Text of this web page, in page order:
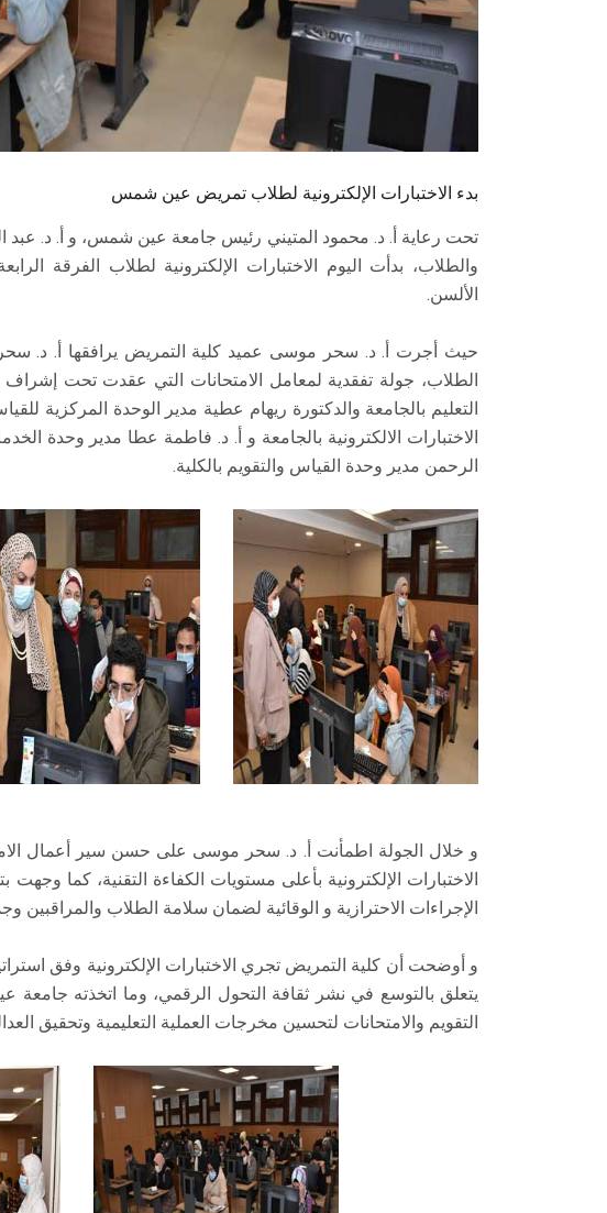
بدء الاختبارات الإلكترونية لطلاب تمريض عين شمس
تحت رعاية أ. د. محمود المتيني رئيس جامعة عين شمس، و أ. د. عبد
والطلاب، بدأت اليوم الاختبارات الإلكترونية لطلاب الفرقة
الألسن.
حيث أجرت أ. د. سحر موسى عميد كلية التمريض يرافقها أ. د.
الطلاب، جولة تفقدية لمعامل الامتحانات التي عقدت تحت
التعليم بالجامعة والدكتورة ريهام عطية مدير الوحدة المركزية
الاختبارات الالكترونية بالجامعة و أ. د. فاطمة عطا مدير وحدة
الرحمن مدير وحدة القياس والتقويم بالكلية.
و خلال الجولة اطمأنت أ. د. سحر موسى على حسن سير أعمال
الاختبارات الإلكترونية بأعلى مستويات الكفاءة التقنية، كما
الإجراءات الاحترازية و الوقائية لضمان سلامة الطلاب والمراقبين
و أوضحت أن كلية التمريض تجري الاختبارات الإلكترونية وفق
يتعلق بالتوسع في نشر ثقافة التحول الرقمي، وما اتخذته
التقويم والامتحانات لتحسين مخرجات العملية التعليمية وتحقيق